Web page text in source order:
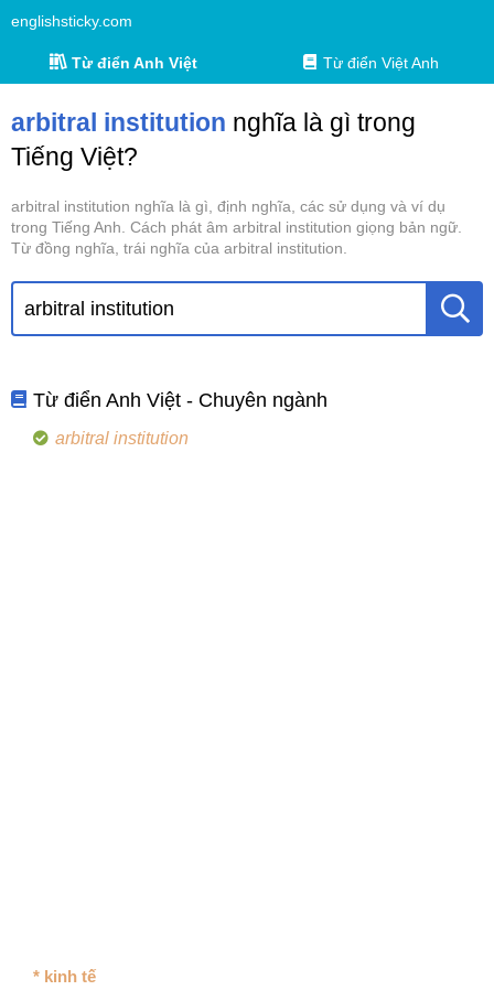
englishsticky.com
Từ điển Anh Việt Từ điển Việt Anh
arbitral institution nghĩa là gì trong
Tiếng Việt?
arbitral institution nghĩa là gì, định nghĩa, các sử dụng và ví dụ
trong Tiếng Anh. Cách phát âm arbitral institution giọng bản ngữ.
Từ đồng nghĩa, trái nghĩa của arbitral institution.
Từ điển Anh Việt - Chuyên ngành
arbitral institution
* kinh tế